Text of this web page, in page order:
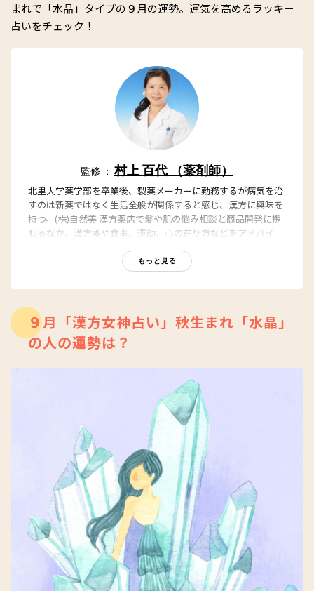
まれで「水晶」タイプの９月の運勢。運気を高めるラッキー
占いをチェック！
監修 ：村上 百代 （薬剤師）
北里大学薬学部を卒業後、製薬メーカーに勤務するが病気を治
すのは新薬ではなく生活全般が関係すると感じ、漢方に興味を
持つ。(株)自然美 漢方薬店で髪や肌の悩み相談と商品開発に携
わるなか、漢方薬や食事、運動、心の在り方などをアドバイ
勤務し講演会などで活躍中。著書に『ずぼら健康法』自由国民
社。『二十四節気に合わせ心と体を美しく整える』ダイヤモン
ド社。
薬剤師村上百代の漢方コラム
もっと見る
９月「漢方女神占い」秋生まれ「水晶」
の人の運勢は？